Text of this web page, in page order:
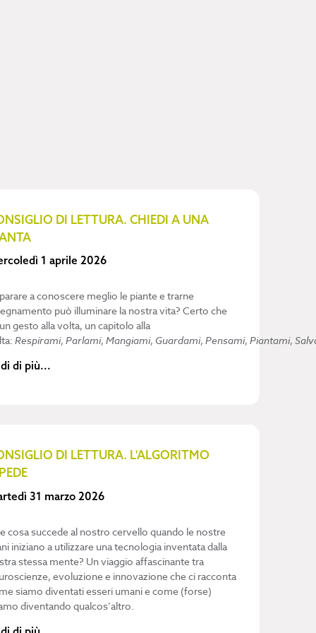
DI LETTURA. CHIEDI A UNA
1 aprile 2026
a conoscere meglio le piante e trarne
può illuminare la nostra vita? Certo che
gesto alla volta, un capitolo alla
Respirami, Parlami, Mangiami, Guardami, Pensami, Piantami,
di più...
DI LETTURA. L'ALGORITMO
31 marzo 2026
cosa succede al nostro cervello quando le nostre
iniziano a utilizzare una tecnologia inventata dalla
stessa mente? Un viaggio affascinante tra
evoluzione e innovazione che ci racconta
siamo diventati esseri umani e come (forse)
diventando qualcos’altro.